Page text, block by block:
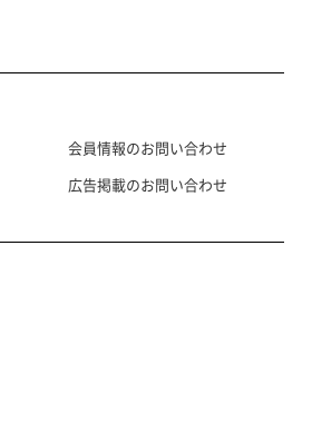
会員情報のお問い合わせ
広告掲載のお問い合わせ